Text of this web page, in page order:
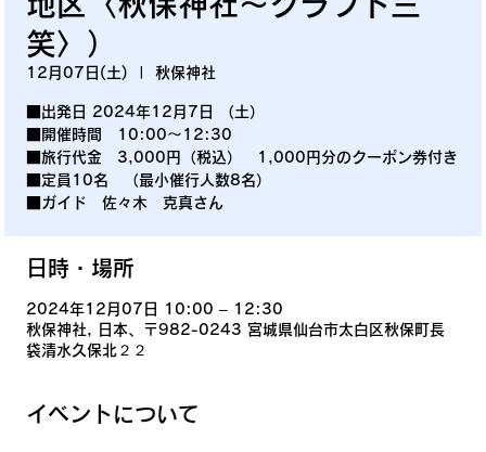
笑〉）
12月07日(土)
  |
秋保神社
■出発日 2024年12月7日 （土）
■開催時間 10:00～12:30
■旅行代金 3,000円（税込） 1,000円分のクーポン券付き
■定員10名 （最小催行人数8名）
■ガイド 佐々木 克真さん
日時・場所
2024年12月07日 10:00 – 12:30
秋保神社, 日本、〒982-0243 宮城県仙台市太白区秋保町長
袋清水久保北２２
イベントについて